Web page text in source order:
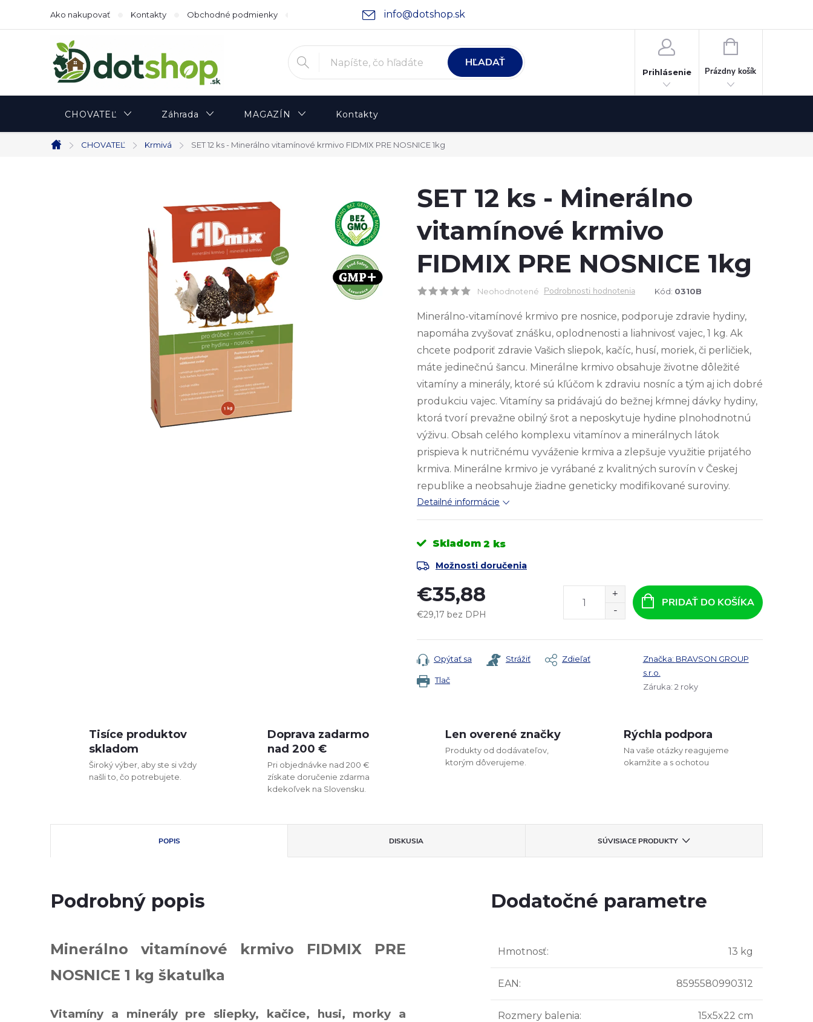
info@dotshop.sk
Ako nakupovať Kontakty Obchodné podmienky Podmienky ochrany osobných údajov
HĽADAŤ
Prihlásenie
NÁKUPNÝ
Prázdny košík
CHOVATEĽ Záhrada MAGAZÍN Kontakty
Domov
CHOVATEĽ Krmivá SET 12 ks - Minerálno vitamínové krmivo FIDMIX PRE NOSNICE 1kg
SET 12 ks - Minerálno
vitamínové krmivo
FIDMIX PRE NOSNICE 1kg
Neohodnotené Podrobnosti hodnotenia Kód: 0310B
Minerálno-vitamínové krmivo pre nosnice, podporuje zdravie hydiny,
napomáha zvyšovať znášku, oplodnenosti a liahnivosť vajec, 1 kg. Ak
chcete podporiť zdravie Vašich sliepok, kačíc, husí, moriek, či perličiek,
máte jedinečnú šancu. Minerálne krmivo obsahuje životne dôležité
vitamíny a minerály, ktoré sú kľúčom k zdraviu nosníc a tým aj ich dobré
produkciu vajec. Vitamíny sa pridávajú do bežnej kŕmnej dávky hydiny,
ktorá tvorí prevažne obilný šrot a neposkytuje hydine plnohodnotnú
výživu. Obsah celého komplexu vitamínov a minerálnych látok
prispieva k nutričnému vyváženie krmiva a zlepšuje využitie prijatého
krmiva. Minerálne krmivo je vyrábané z kvalitných surovín v Českej
republike a neobsahuje žiadne geneticky modifikované suroviny.
Detailné informácie
Skladom 2 ks
Možnosti doručenia
€35,88
€29,17 bez DPH
cena:
PRIDAŤ DO KOŠÍKA
Tlač
Opýtať sa Strážiť Zdieľať Značka: BRAVSON GROUP
s.r.o.
Záruka: 2 roky
Tisíce produktov
skladom
Široký výber, aby ste si vždy
našli to, čo potrebujete.
Doprava zadarmo
nad 200 €
Pri objednávke nad 200 €
získate doručenie zdarma
kdekoľvek na Slovensku.
Len overené značky
Produkty od dodávateľov,
ktorým dôverujeme.
Rýchla podpora
Na vaše otázky reagujeme
okamžite a s ochotou
POPIS DISKUSIA SÚVISIACE PRODUKTY
Podrobný popis
Minerálno vitamínové krmivo FIDMIX PRE
NOSNICE 1 kg škatuľka
Vitamíny a minerály pre sliepky, kačice, husi, morky a
Dodatočné parametre
Hmotnosť: 13 kg
EAN: 8595580990312
Rozmery balenia: 15x5x22 cm